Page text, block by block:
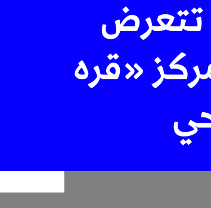
تتعرض
«قره